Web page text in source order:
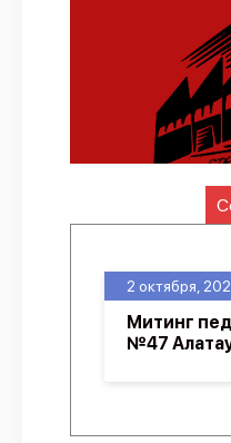
Политика
2 октября,
Митинг
№47